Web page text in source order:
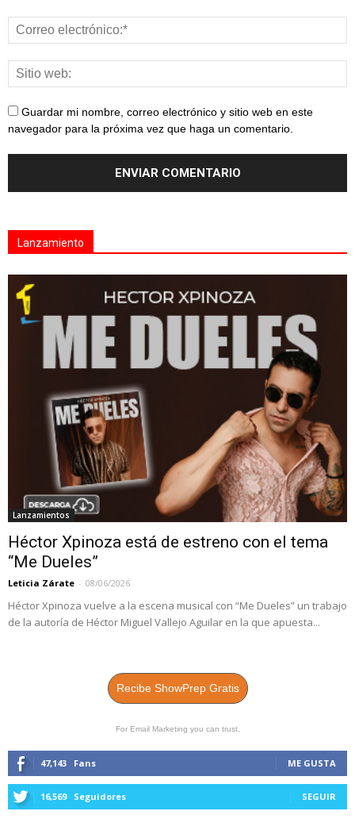
Guardar mi nombre, correo electrónico y sitio web en este
navegador para la próxima vez que haga un comentario.
Lanzamiento
Lanzamientos
Héctor Xpinoza está de estreno con el tema
“Me Dueles”
Leticia Zárate - 08/06/2026
Héctor Xpinoza vuelve a la escena musical con “Me Dueles” un trabajo
de la autoría de Héctor Miguel Vallejo Aguilar en la que apuesta...
Recibe ShowPrep Gratis
For Email Marketing you can trust.
47,143 Fans ME GUSTA
16,569 Seguidores SEGUIR